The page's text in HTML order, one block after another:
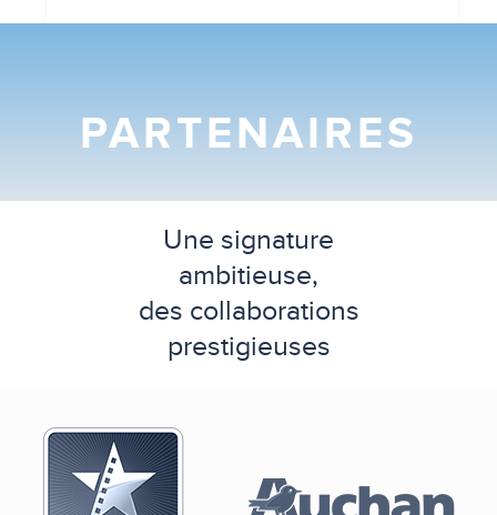
PARTENAIRES
Une signature
ambitieuse,
des collaborations
prestigieuses